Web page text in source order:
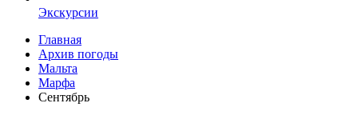
Экскурсии
Главная
Архив погоды
Мальта
Марфа
Сентябрь